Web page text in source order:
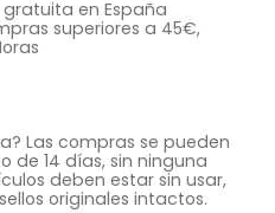
en España
superiores a 45€,
Las compras se pueden
de 14 días, sin ninguna
deben estar sin usar,
originales intactos.